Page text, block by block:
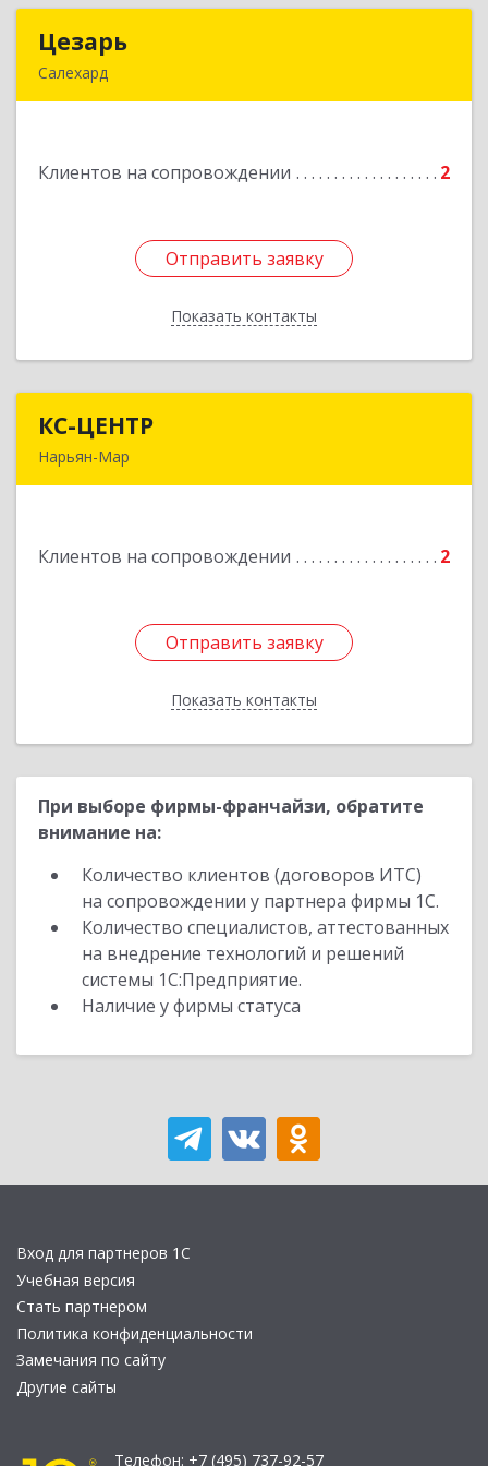
Цезарь
Салехард
Клиентов на сопровождении 2
Отправить заявку
Показать контакты
Подробнее
Отправить заявку
Назад
КС-ЦЕНТР
Нарьян-Мар
Клиентов на сопровождении 2
Отправить заявку
Показать контакты
Отправить заявку
Назад
При выборе фирмы-франчайзи, обратите
внимание на:
Количество клиентов (договоров ИТС)
на сопровождении у партнера фирмы 1С.
Количество специалистов, аттестованных
на внедрение технологий и решений
системы 1С:Предприятие.
Наличие у фирмы статуса
Вход для партнеров 1С
Учебная версия
Стать партнером
Политика конфиденциальности
Замечания по сайту
Другие сайты
Телефон: +7 (495) 737-92-57